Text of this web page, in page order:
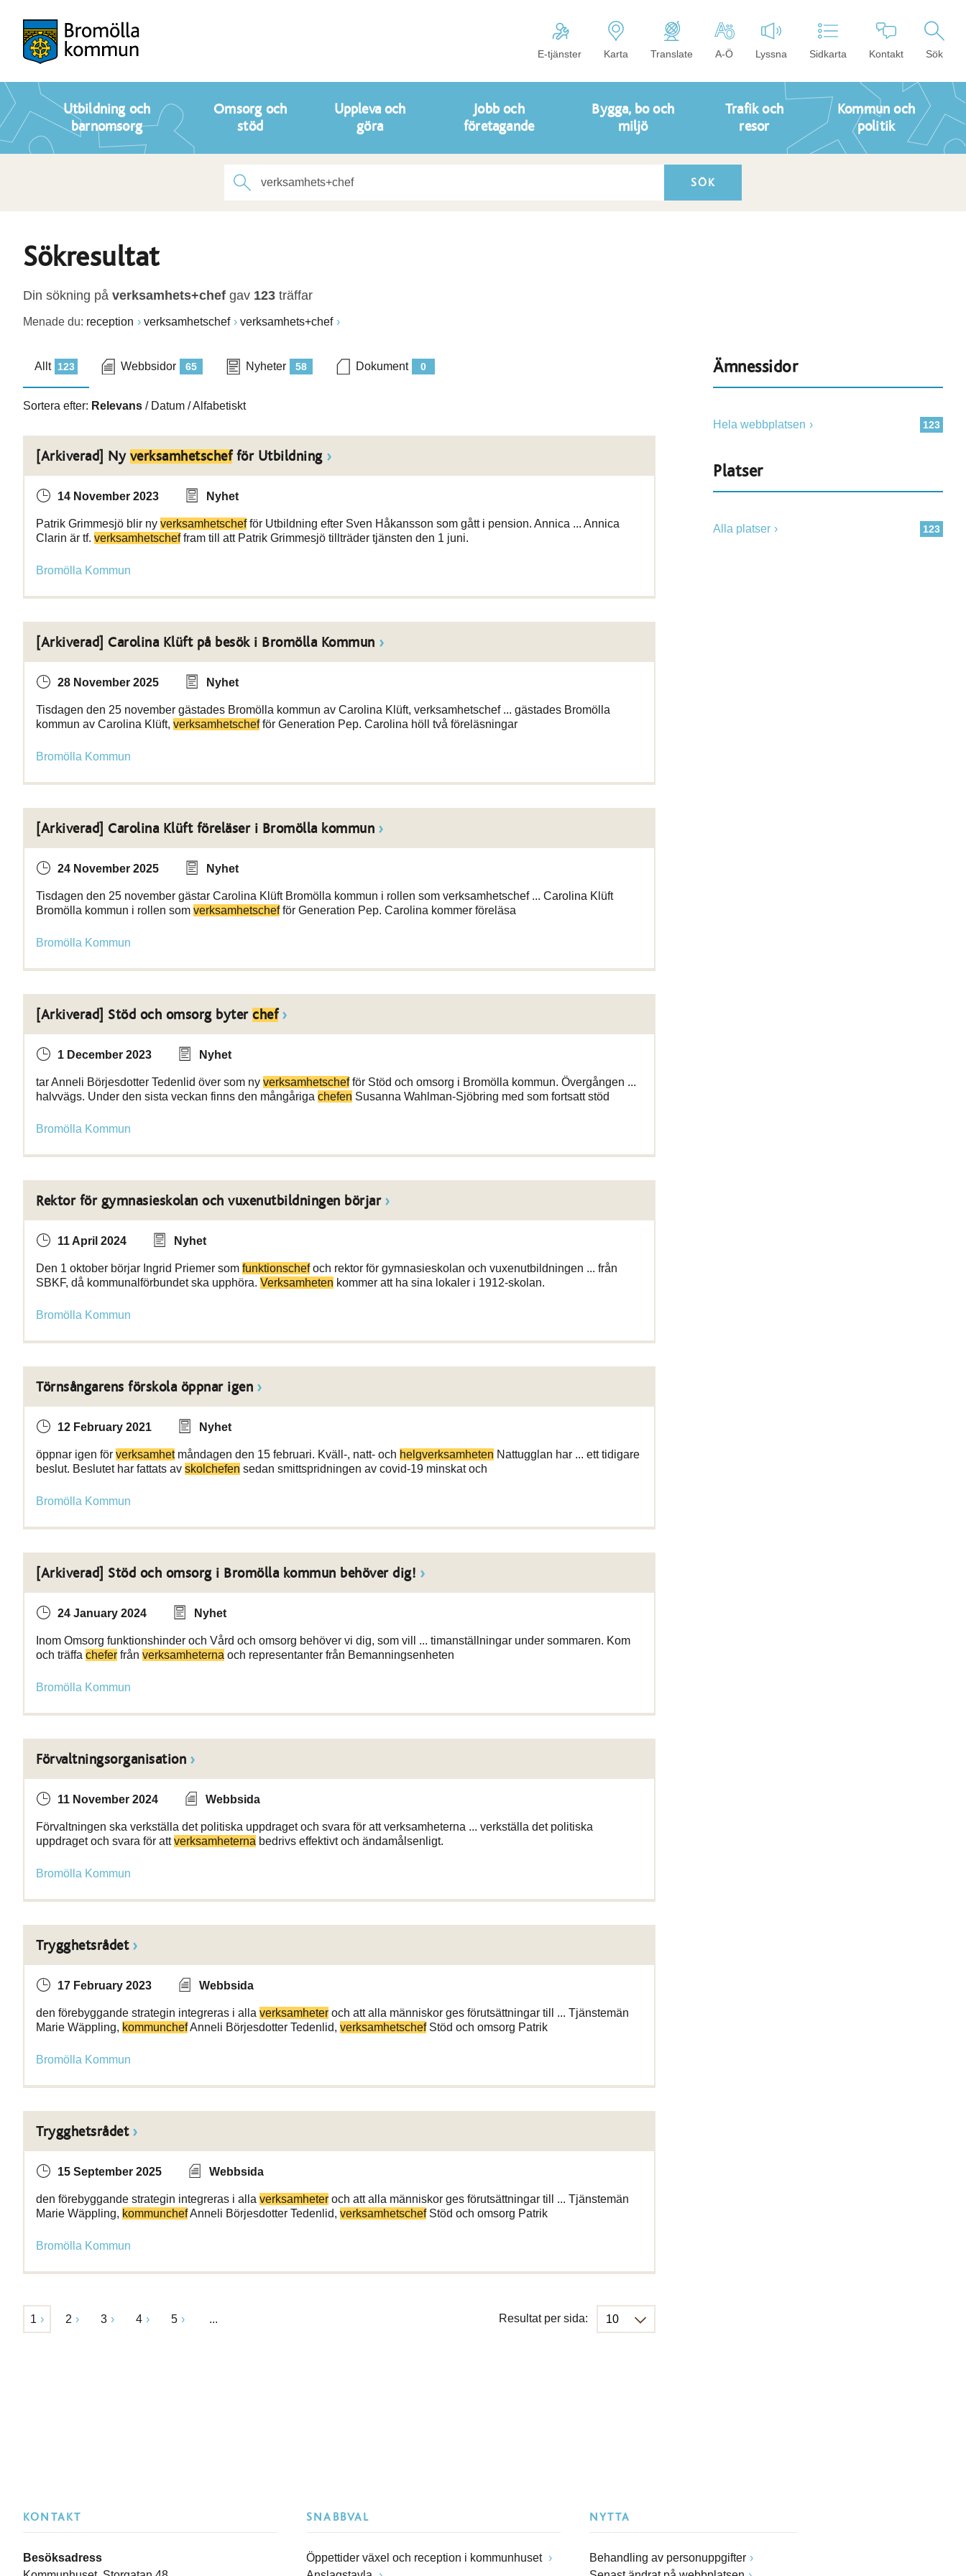
E-tjänster Karta Translate A-Ö Lyssna Sidkarta Kontakt Sök
Utbildning och
barnomsorg
Omsorg och
stöd
Uppleva och
göra
Jobb och
företagande
Bygga, bo och
miljö
Trafik och
resor
Kommun och
politik
Sökresultat
Din sökning på verksamhets+chef gav 123 träffar
Menade du: reception verksamhetschef verksamhets+chef
123
Allt 65
Webbsidor 58
Nyheter 0
Dokument
Sortera efter: Relevans / Datum /Alfabetiskt
[Arkiverad] Ny verksamhetschefför Utbildning
14 November 2023 Nyhet
Patrik Grimmesjö blir ny verksamhetschefför Utbildning efter Sven Håkansson som gått i pension. Annica ... Annica
Clarin är tf. verksamhetscheffram till att Patrik Grimmesjö tillträder tjänsten den 1 juni.
Bromölla Kommun
[Arkiverad] Carolina Klüft på besök i Bromölla Kommun
28 November 2025 Nyhet
Tisdagen den 25 november gästades Bromölla kommun av Carolina Klüft, verksamhetschef ... gästades Bromölla
kommun av Carolina Klüft, verksamhetschefför Generation Pep. Carolina höll två föreläsningar
Bromölla Kommun
[Arkiverad] Carolina Klüft föreläser i Bromölla kommun
24 November 2025 Nyhet
Tisdagen den 25 november gästar Carolina Klüft Bromölla kommun i rollen som verksamhetschef ... Carolina Klüft
Bromölla kommun i rollen som verksamhetschefför Generation Pep. Carolina kommer föreläsa
Bromölla Kommun
[Arkiverad] Stöd och omsorg byter chef
1 December 2023 Nyhet
tar Anneli Börjesdotter Tedenlid över som ny verksamhetschefför Stöd och omsorg i Bromölla kommun. Övergången ...
halvvägs. Under den sista veckan finns den mångåriga chefen Susanna Wahlman-Sjöbring med som fortsatt stöd
Bromölla Kommun
Rektor för gymnasieskolan och vuxenutbildningen börjar
11 April 2024 Nyhet
Den 1 oktober börjar Ingrid Priemer som funktionschefoch rektor för gymnasieskolan och vuxenutbildningen ... från
SBKF, då kommunalförbundet ska upphöra. Verksamheten kommer att ha sina lokaler i 1912-skolan.
Bromölla Kommun
Törnsångarens förskola öppnar igen
12 February 2021 Nyhet
öppnar igen för verksamhetmåndagen den 15 februari. Kväll-, natt- och helgverksamheten Nattugglan har ... ett tidigare
beslut. Beslutet har fattats av skolchefen sedan smittspridningen av covid-19 minskat och
Bromölla Kommun
[Arkiverad] Stöd och omsorg i Bromölla kommun behöver dig!
24 January 2024 Nyhet
Inom Omsorg funktionshinder och Vård och omsorg behöver vi dig, som vill ... timanställningar under sommaren. Kom
och träffa chefer från verksamheterna och representanter från Bemanningsenheten
Bromölla Kommun
Förvaltningsorganisation
11 November 2024 Webbsida
Förvaltningen ska verkställa det politiska uppdraget och svara för att verksamheterna ... verkställa det politiska
uppdraget och svara för attverksamheterna bedrivs effektivt och ändamålsenligt.
Bromölla Kommun
Trygghetsrådet
17 February 2023 Webbsida
den förebyggande strategin integreras i alla verksamheter och att alla människor ges förutsättningar till ... Tjänstemän
Marie Wäppling, kommunchefAnneli Börjesdotter Tedenlid, verksamhetschefStöd och omsorg Patrik
Bromölla Kommun
Trygghetsrådet
15 September 2025 Webbsida
den förebyggande strategin integreras i alla verksamheter och att alla människor ges förutsättningar till ... Tjänstemän
Marie Wäppling, kommunchefAnneli Börjesdotter Tedenlid, verksamhetschefStöd och omsorg Patrik
Bromölla Kommun
1 2 3 4 5 ... Resultat per sida:
Ämnessidor
123
Hela webbplatsen
Platser
123
Alla platser
KONTAKT
Besöksadress
SNABBVAL
Öppettider växel och reception i kommunhuset
NYTTA
Behandling av personuppgifter